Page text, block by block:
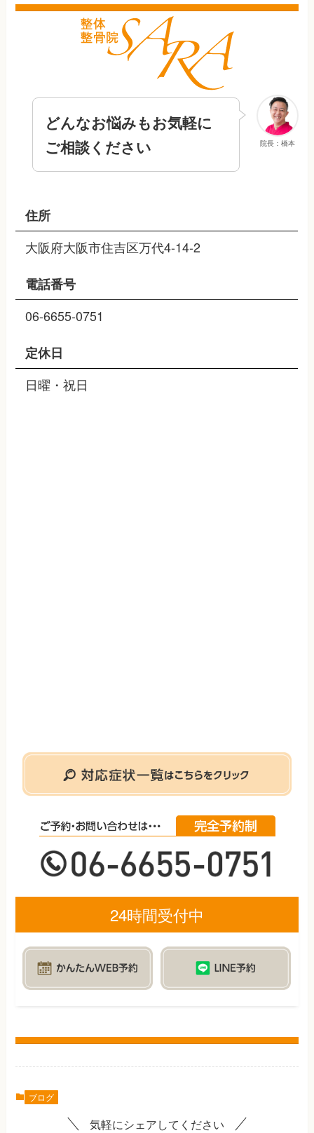
院長：橋本
どんなお悩みもお気軽に
ご相談ください
住所
大阪府大阪市住吉区万代4-14-2
電話番号
06-6655-0751
定休日
日曜・祝日
24時間受付中
ブログ
気軽にシェアしてください